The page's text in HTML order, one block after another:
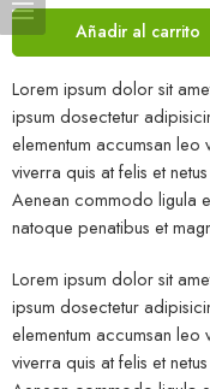
Añadir al carrito
Lorem ipsum dolor sit
ipsum dosectetur
elementum accumsan leo
viverra quis at felis et
Aenean commodo ligula
natoque penatibus et
Lorem ipsum dolor sit
ipsum dosectetur
elementum accumsan leo
viverra quis at felis et